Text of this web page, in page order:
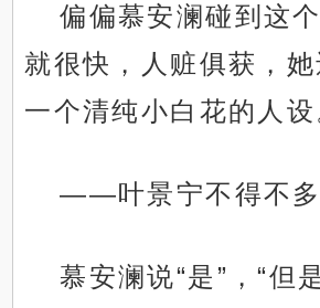
偏偏慕安澜碰到这
就很快，人赃俱获，
一个清纯小白花的人设
——叶景宁不得不多
慕安澜说“是”，“但